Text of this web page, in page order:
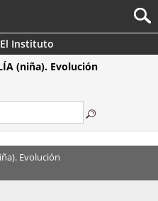
El Instituto
(niña). Evolución
Evolución